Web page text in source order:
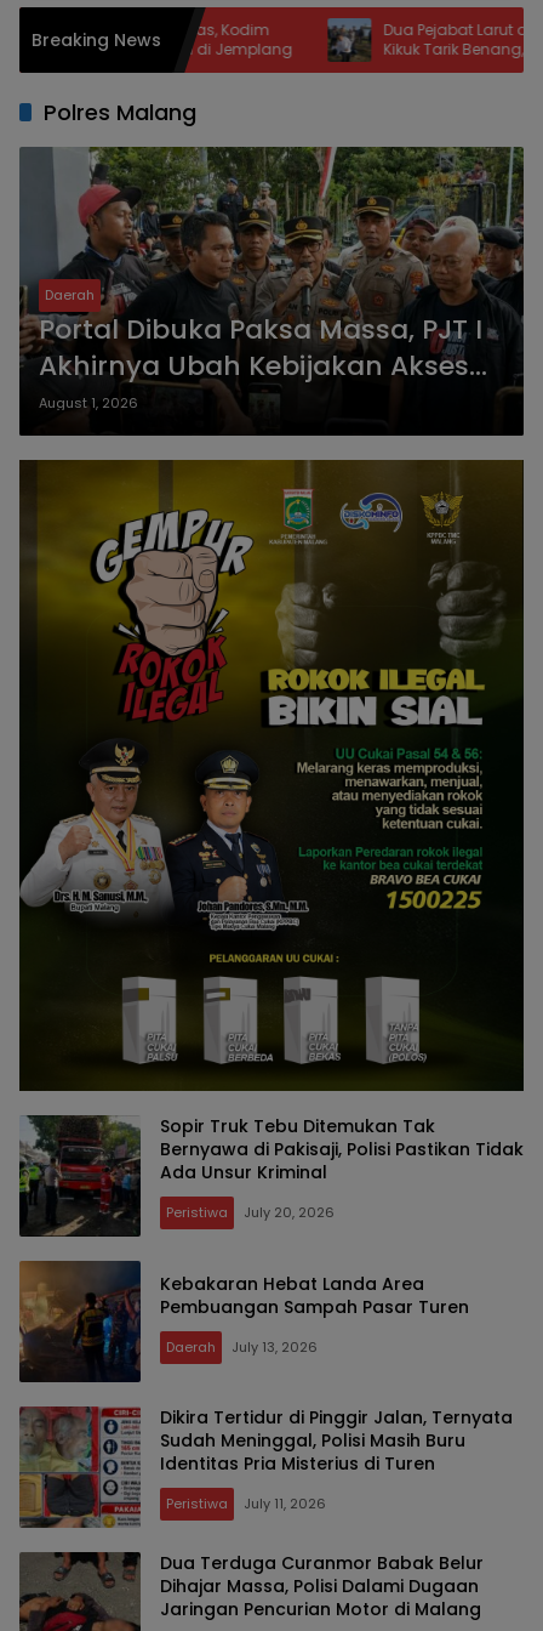
Breaking News
Tuntas, Kodim
di Jemplang
Dua Pejabat Larut dalam Nostalgia,
Kikuk Tarik Benang, Danang 20
Tak Main Layangan
Polres Malang
Daerah
Portal Dibuka Paksa Massa, PJT I
Akhirnya Ubah Kebijakan Akses
Bendungan Lahor
August 1, 2026
Sopir Truk Tebu Ditemukan Tak
Bernyawa di Pakisaji, Polisi Pastikan Tidak
Ada Unsur Kriminal
Peristiwa July 20, 2026
Kebakaran Hebat Landa Area
Pembuangan Sampah Pasar Turen
Daerah July 13, 2026
Dikira Tertidur di Pinggir Jalan, Ternyata
Sudah Meninggal, Polisi Masih Buru
Identitas Pria Misterius di Turen
Peristiwa July 11, 2026
Dua Terduga Curanmor Babak Belur
Dihajar Massa, Polisi Dalami Dugaan
Jaringan Pencurian Motor di Malang